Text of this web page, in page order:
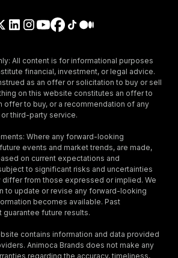
All content is for informational purposes
financial, investment, or legal advice.
as an offer or solicitation to buy or sell
on this website constitutes an offer to
offer to buy, or a recommendation of any
third-party service.
Where any forward-looking
events and market trends, are made,
on current expectations and
to significant risks and uncertainties
differ from those expressed or implied. We
to update or revise any forward-looking
becomes available. Past
future results.
contains information and data provided
Animoca Brands does not make any
regarding the accuracy, timeliness,